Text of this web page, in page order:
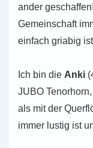
an­der
Gemein­schaft
ein­fach gria­big
Ich bin die Anki
JUBO
als mit der
immer lustig ist